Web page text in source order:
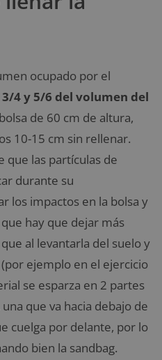
ocupado por el
3/4 y 5/6 del volumen del
de 60 cm de altura,
10-15 cm sin rellenar.
que las partículas de
durante su
los impactos en la bolsa y
hay que dejar más
al levantarla del suelo y
ejemplo en el ejercicio
se esparza en 2 partes
que va hacia debajo de
cuelga por delante, por lo
bien la sandbag.